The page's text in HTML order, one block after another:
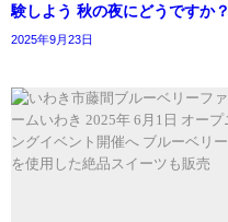
験しよう 秋の夜にどうですか？
2025年9月23日